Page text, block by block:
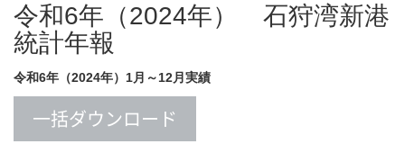
令和6年（2024年） 石狩湾新港
統計年報
令和6年（2024年）1月～12月実績
一括ダウンロード